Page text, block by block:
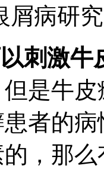
屑病研
刺激牛
是牛
者的
，那